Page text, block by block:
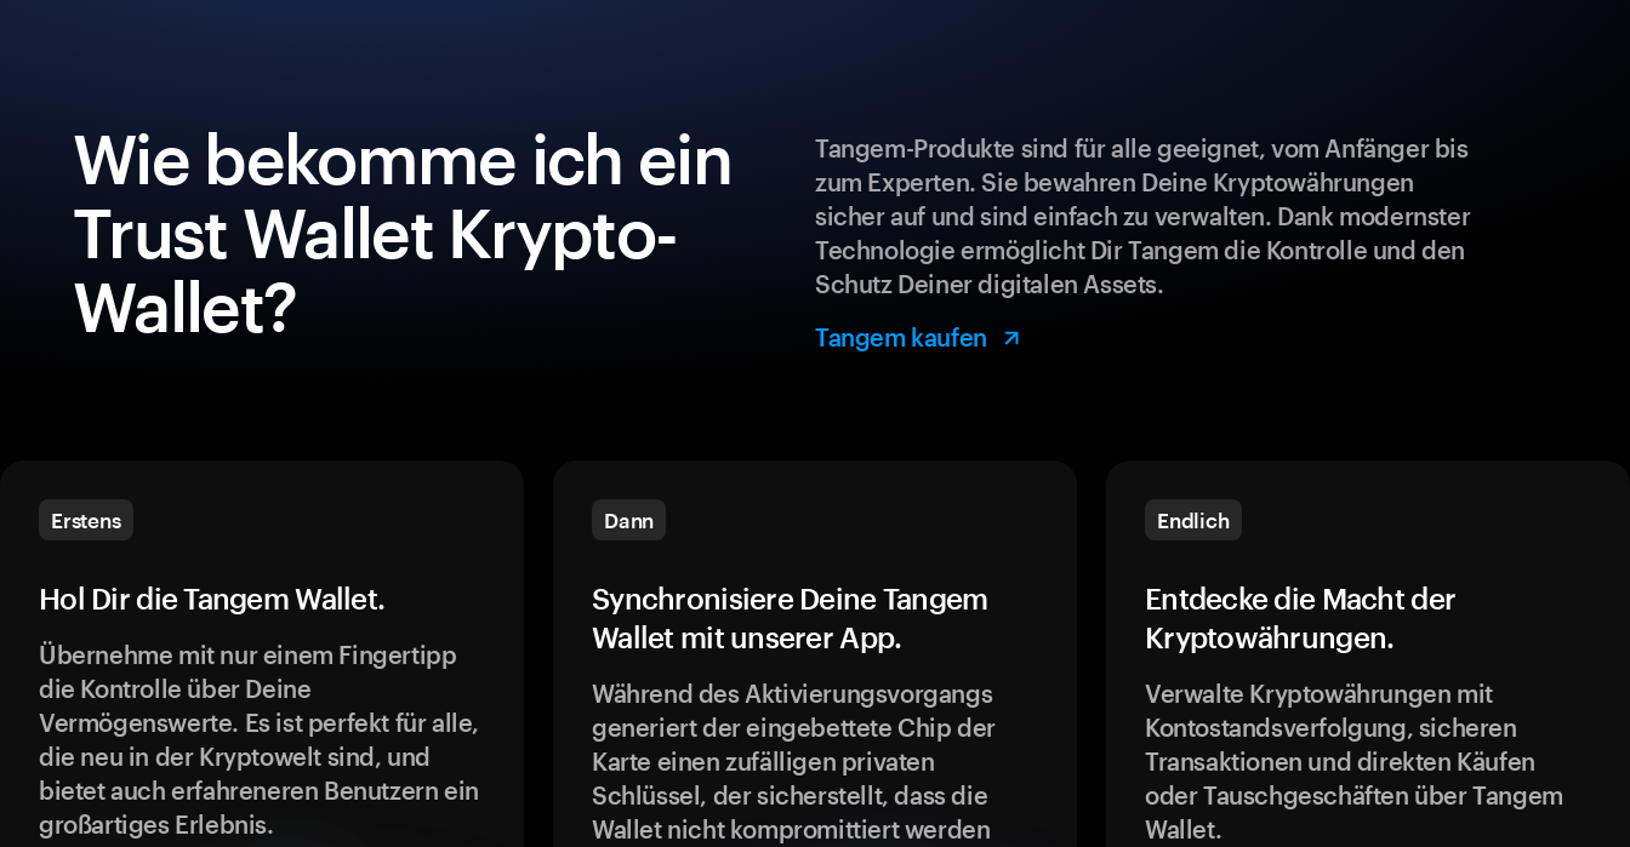
Wie bekomme ich ein
Trust Wallet Krypto-
Wallet?
Tangem-Produkte sind für alle geeignet, vom Anfänger bis
zum Experten. Sie bewahren Deine Kryptowährungen
sicher auf und sind einfach zu verwalten. Dank modernster
Technologie ermöglicht Dir Tangem die Kontrolle und den
Schutz Deiner digitalen Assets.
Tangem kaufen
Erstens
Hol Dir die Tangem Wallet.
Übernehme mit nur einem Fingertipp
die Kontrolle über Deine
Vermögenswerte. Es ist perfekt für alle,
die neu in der Kryptowelt sind, und
bietet auch erfahreneren Benutzern ein
großartiges Erlebnis.
Dann
Synchronisiere Deine Tangem
Wallet mit unserer App.
Während des Aktivierungsvorgangs
generiert der eingebettete Chip der
Karte einen zufälligen privaten
Schlüssel, der sicherstellt, dass die
Wallet nicht kompromittiert werden
Endlich
Entdecke die Macht der
Kryptowährungen.
Verwalte Kryptowährungen mit
Kontostandsverfolgung, sicheren
Transaktionen und direkten Käufen
oder Tauschgeschäften über Tangem
Wallet.